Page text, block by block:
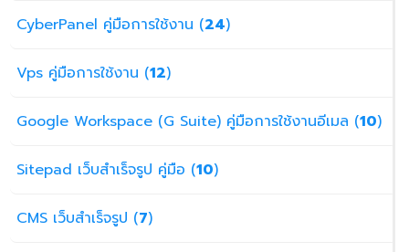
CyberPanel คู่มือการใช้งาน (24)
Vps คู่มือการใช้งาน (12)
Google Workspace (G Suite) คู่มือการใช้งานอีเมล (10)
Sitepad เว็บสำเร็จรูป คู่มือ (10)
CMS เว็บสำเร็จรูป (7)